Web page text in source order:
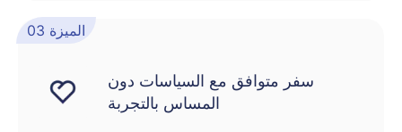
الميزة 03
سفر متوافق مع السياسات دون
المساس بالتجربة